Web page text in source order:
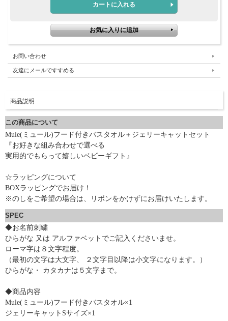
お問い合わせ
友達にメールですすめる
商品説明
この商品について
Mule(ミュール)フード付きバスタオル＋ジェリーキャットセット
『お好きな組み合わせで選べる
実用的でもらって嬉しいベビーギフト』
☆ラッピングについて
BOXラッピングでお届け！
※のしをご希望の場合は、リボンをかけずにお届けいたします。
SPEC
◆お名前刺繍
ひらがな 又は アルファベットでご記入くださいませ。
ローマ字は８文字程度。
（最初の文字は大文字、 ２文字目以降は小文字になります。）
ひらがな・ カタカナは５文字まで。
◆商品内容
Mule(ミュール)フード付きバスタオル×1
ジェリーキャットSサイズ×1